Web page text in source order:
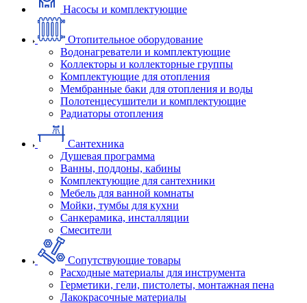
Насосы и комплектующие
Отопительное оборудование
Водонагреватели и комплектующие
Коллекторы и коллекторные группы
Комплектующие для отопления
Мембранные баки для отопления и воды
Полотенцесушители и комплектующие
Радиаторы отопления
Сантехника
Душевая программа
Ванны, поддоны, кабины
Комплектующие для сантехники
Мебель для ванной комнаты
Мойки, тумбы для кухни
Санкерамика, инсталляции
Смесители
Сопутствующие товары
Расходные материалы для инструмента
Герметики, гели, пистолеты, монтажная пена
Лакокрасочные материалы